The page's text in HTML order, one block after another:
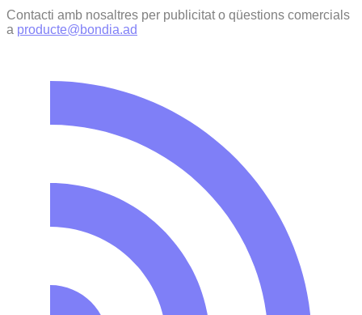
Contacti amb nosaltres per publicitat o qüestions comercials
a producte@bondia.ad